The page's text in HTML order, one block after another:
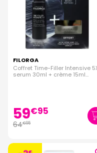
FILORGA
Coffret Time-Filler Intensive
serum 30ml + crème 15ml
59€95
64€95